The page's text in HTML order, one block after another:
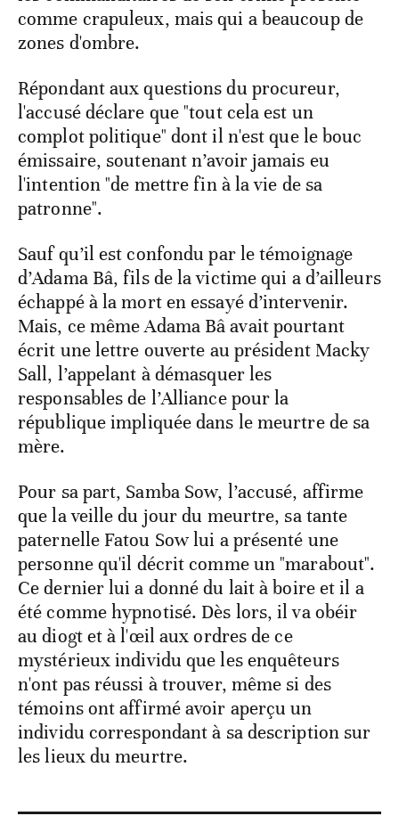
comme crapuleux, mais qui a beaucoup de
zones d'ombre.
Répondant aux questions du procureur,
l'accusé déclare que "tout cela est un
complot politique" dont il n'est que le bouc
émissaire, soutenant n’avoir jamais eu
l'intention "de mettre fin à la vie de sa
patronne".
Sauf qu’il est confondu par le témoignage
d’Adama Bâ, fils de la victime qui a d’ailleurs
échappé à la mort en essayé d’intervenir.
Mais, ce même Adama Bâ avait pourtant
écrit une lettre ouverte au président Macky
Sall, l’appelant à démasquer les
responsables de l’Alliance pour la
république impliquée dans le meurtre de sa
mère.
Pour sa part, Samba Sow, l’accusé, affirme
que la veille du jour du meurtre, sa tante
paternelle Fatou Sow lui a présenté une
personne qu'il décrit comme un "marabout".
Ce dernier lui a donné du lait à boire et il a
été comme hypnotisé. Dès lors, il va obéir
au diogt et à l'œil aux ordres de ce
mystérieux individu que les enquêteurs
n'ont pas réussi à trouver, même si des
témoins ont affirmé avoir aperçu un
individu correspondant à sa description sur
les lieux du meurtre.